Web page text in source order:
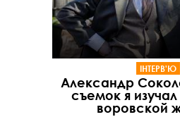
ІНТЕРВ'Ю
Александр
съемок я
воровской